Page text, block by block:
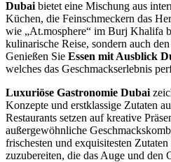
Dubai bietet eine Mischung aus
Küchen, die Feinschmeckern das
wie „At.mosphere“ im Burj Khalifa
kulinarische Reise, sondern auch
Genießen Sie Essen mit Ausblick
welches das Geschmackserlebnis
Luxuriöse Gastronomie Dubai
Konzepte und erstklassige Zutaten
Restaurants setzen auf kreative
außergewöhnliche
frischesten und exquisitesten
zuzubereiten, die das Auge und den